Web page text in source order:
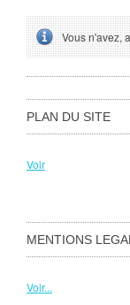
Vous n'avez,
PLAN DU SITE
Voir
MENTIONS
Voir...